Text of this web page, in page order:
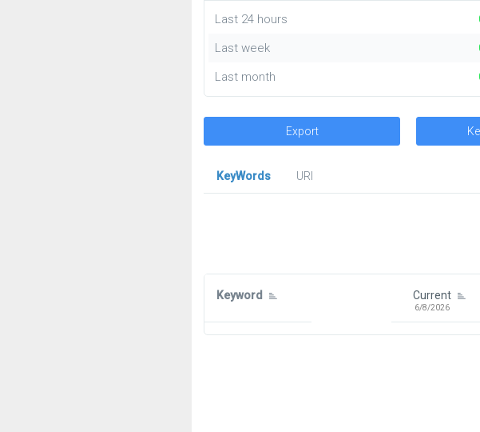
Last 24 hours
Last week
Last month
Export
KeyWords
URl
Keyword Current
6/8/2026